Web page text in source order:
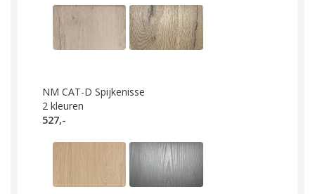
NM CAT-D Spijkenisse
2 kleuren
527,-